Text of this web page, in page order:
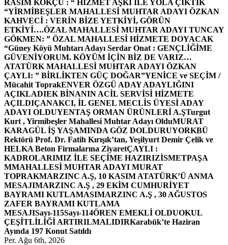
RASİM KÖKÇÜ : “ HİZMET AŞKI İLE YOLA ÇIKTIK
“YİRMİBEŞLER MAHALLESİ MUHTAR ADAYI ÖZKAN
KAHVECİ : VERİN BİZE YETKİYİ, GÖRÜN
ETKİYİ….ÖZAL MAHALLESİ MUHTAR ADAYI TUNCAY
GÖKMEN: ” ÖZAL MAHALLESİ HİZMETE DOYACAK
“Güney Köyü Muhtarı Adayı Serdar Onat : GENÇLİĞİME
GÜVENİYORUM. KÖYÜM İÇİN BİZ DE VARIZ…
ATATÜRK MAHALLESİ MUHTAR ADAYI ÖZKAN
ÇAYLI: ” BİRLİKTEN GÜÇ DOĞAR”YENİCE ve SEÇİM /
Mücahit ToprakENVER ÖZGÜ ADAY ADAYLIĞINI
AÇIKLADIEK BİNANIN ACİL SERVİSİ HİZMETE
AÇILDIÇANAKCI, İL GENEL MECLİS ÜYESİ ADAY
ADAYI OLDUYENTAŞ ORMAN ÜRÜNLERİ A.ŞTurgut
Kurt , Yirmibeşler Mahallesi Muhtar Adayı OlduMURAT
KARAGÜL İŞ YAŞAMINDA GÖZ DOLDURUYORKBÜ
Rektörü Prof. Dr. Fatih Kırışık’tan, Yeşilyurt Demir Çelik ve
HELKA Beton Firmalarına ZiyaretÇAYLI :
KADROLARIMIZ İLE SEÇİME HAZIRIZİSMETPAŞA
MMAHALLESİ MUHTAR ADAYI MURAT
TOPRAKMARZINC A.Ş, 10 KASIM ATATÜRK’Ü ANMA
MESAJIMARZINC A.Ş , 29 EKİM CUMHURİYET
BAYRAMI KUTLAMASIMARZINC A.Ş , 30 AĞUSTOS
ZAFER BAYRAMI KUTLAMA
MESAJISayı-115Sayı-114ÖREN EMEKLİ OLDUOKUL
ÇEŞİTLİLİĞİ ARTIRILMALIDIRKarabük’te Haziran
Ayında 197 Konut Satıldı
Per. Ağu 6th, 2026